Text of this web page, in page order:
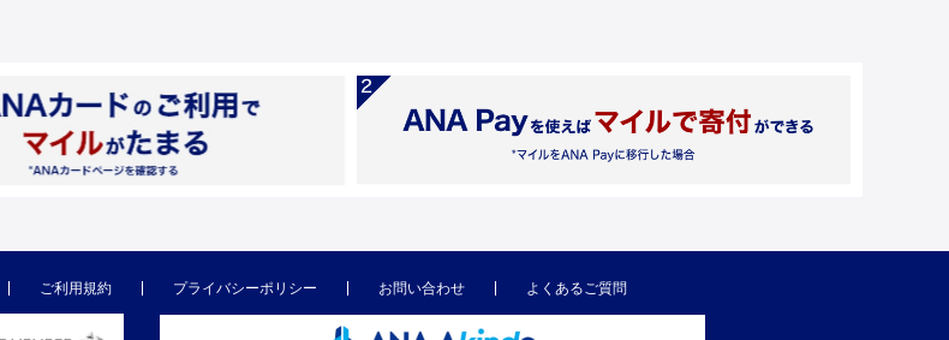
ご利用規約 プライバシーポリシー お問い合わせ よくあるご質問